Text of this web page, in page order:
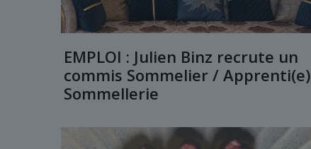
EMPLOI : Julien Binz recrute un
commis Sommelier / Apprenti(e)
Sommellerie